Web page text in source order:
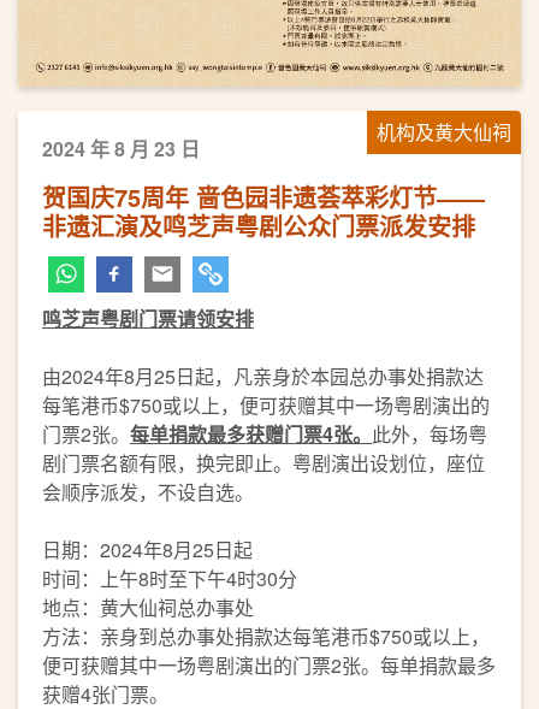
机构及黄大仙祠
2024 年 8 月 23 日
贺国庆75周年 啬色园非遗荟萃彩灯节——
非遗汇演及鸣芝声粤剧公众门票派发安排
鸣芝声粤剧门票请领安排
由2024年8月25日起，凡亲身於本园总办事处捐款达
每笔港币$750或以上，便可获赠其中一场粤剧演出的
门票2张。 每单捐款最多获赠门票4张。 此外，每场粤
剧门票名额有限，换完即止。粤剧演出设划位，座位
会顺序派发，不设自选。
日期：2024年8月25日起
时间：上午8时至下午4时30分
地点：黄大仙祠总办事处
方法：亲身到总办事处捐款达每笔港币$750或以上，
便可获赠其中一场粤剧演出的门票2张。每单捐款最多
获赠4张门票。